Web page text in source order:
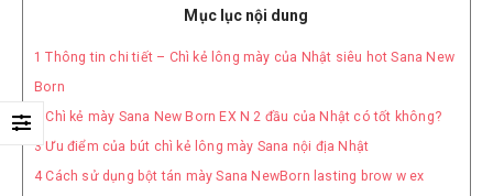
Mục lục nội dung
1 Thông tin chi tiết – Chì kẻ lông mày của Nhật siêu hot Sana New
Born
Chì kẻ mày Sana New Born EX N 2 đầu của Nhật có tốt không?
3 Ưu điểm của bút chì kẻ lông mày Sana nội địa Nhật
4Cách sử dụng bột tán mày Sana NewBorn lasting brow w ex